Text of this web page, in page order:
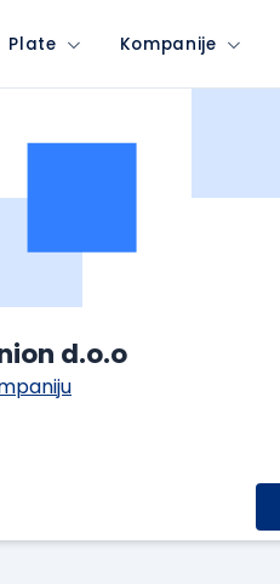
Plate Kompanije
d.o.o